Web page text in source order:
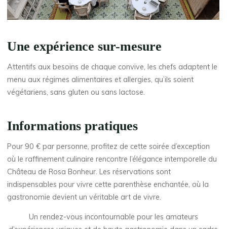
Une expérience sur-mesure
Attentifs aux besoins de chaque convive, les chefs adaptent le
menu aux régimes alimentaires et allergies, qu’ils soient
végétariens, sans gluten ou sans lactose.
Informations pratiques
Pour 90 € par personne, profitez de cette soirée d’exception
où le raffinement culinaire rencontre l’élégance intemporelle du
Château de Rosa Bonheur. Les réservations sont
indispensables pour vivre cette parenthèse enchantée, où la
gastronomie devient un véritable art de vivre.
Un rendez-vous incontournable pour les amateurs